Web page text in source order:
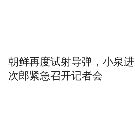
朝鲜再度试射导弹，小泉进
次郎紧急召开记者会